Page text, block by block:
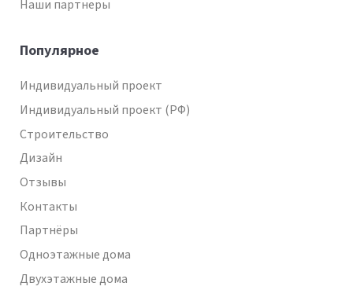
Наши партнеры
Популярное
Индивидуальный проект
Индивидуальный проект (РФ)
Строительство
Дизайн
Отзывы
Контакты
Партнёры
Одноэтажные дома
Двухэтажные дома